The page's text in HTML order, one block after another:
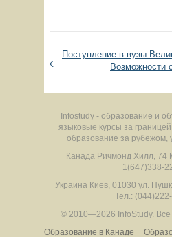
Поступление в вузы
Возможности
Infostudy - образование и
языковые курсы за
образование за рубежом,
Канада Ричмонд Хилл, 74
1(647)338-
Украина Киев, 01030 ул.
Тел.:
© 2010—2026 InfoStudy.
Образование в Канаде